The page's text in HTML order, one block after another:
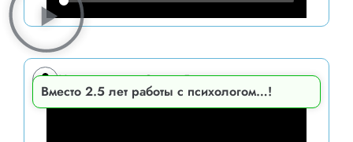
Ученица курса Сатори-Графика
Вместо 2.5 лет работы с психологом…!